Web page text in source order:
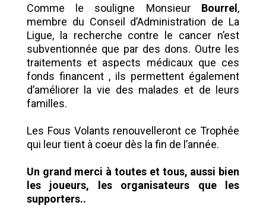
Comme le souligne Monsieur Bourrel,
membre du Conseil d’Administration de La
Ligue, la recherche contre le cancer n’est
subventionnée que par des dons. Outre les
traitements et aspects médicaux que ces
fonds financent , ils permettent également
d’améliorer la vie des malades et de leurs
familles.
Les Fous Volants renouvelleront ce Trophée
qui leur tient à coeur dès la fin de l’année.
Un grand merci à toutes et tous, aussi bien
les joueurs, les organisateurs que les
supporters..